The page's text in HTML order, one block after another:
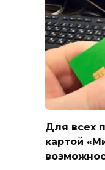
Для всех
картой